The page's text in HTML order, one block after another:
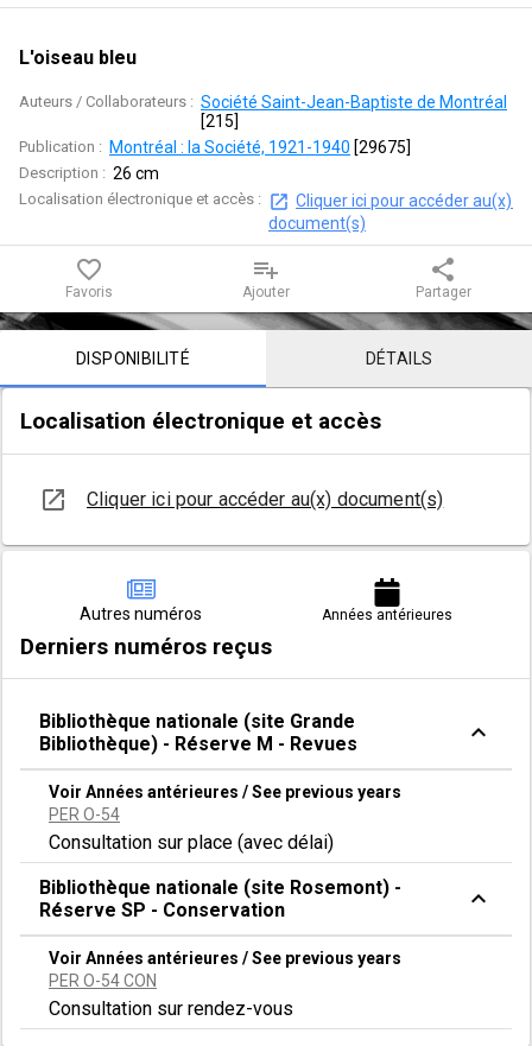
L'oiseau bleu
Auteurs / Collaborateurs : Société Saint-Jean-Baptiste de Montréal
[215]
Publication : Montréal : la Société, 1921-1940 [29675]
Description : 26 cm
Localisation électronique et accès :
Cliquer ici pour accéder au(x)
document(s)
favorite_border
Favoris
playlist_add
Ajouter
share
Partager
Contenu de la notice
DISPONIBILITÉ DÉTAILS
Localisation électronique et accès
open_in_new Cliquer ici pour accéder au(x) document(s)
Derniers numéros reçus
Autres numéros Années antérieures
Bibliothèque nationale (site Grande
Bibliothèque) - Réserve M - Revues
expand_less
Voir Années antérieures / See previous years
PER O-54
Consultation sur place (avec délai)
Bibliothèque nationale (site Rosemont) -
Réserve SP - Conservation
expand_less
Voir Années antérieures / See previous years
PER O-54 CON
Consultation sur rendez-vous